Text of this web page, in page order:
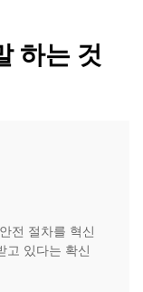
하는 것
전 절차를 혁신
고 있다는 확신